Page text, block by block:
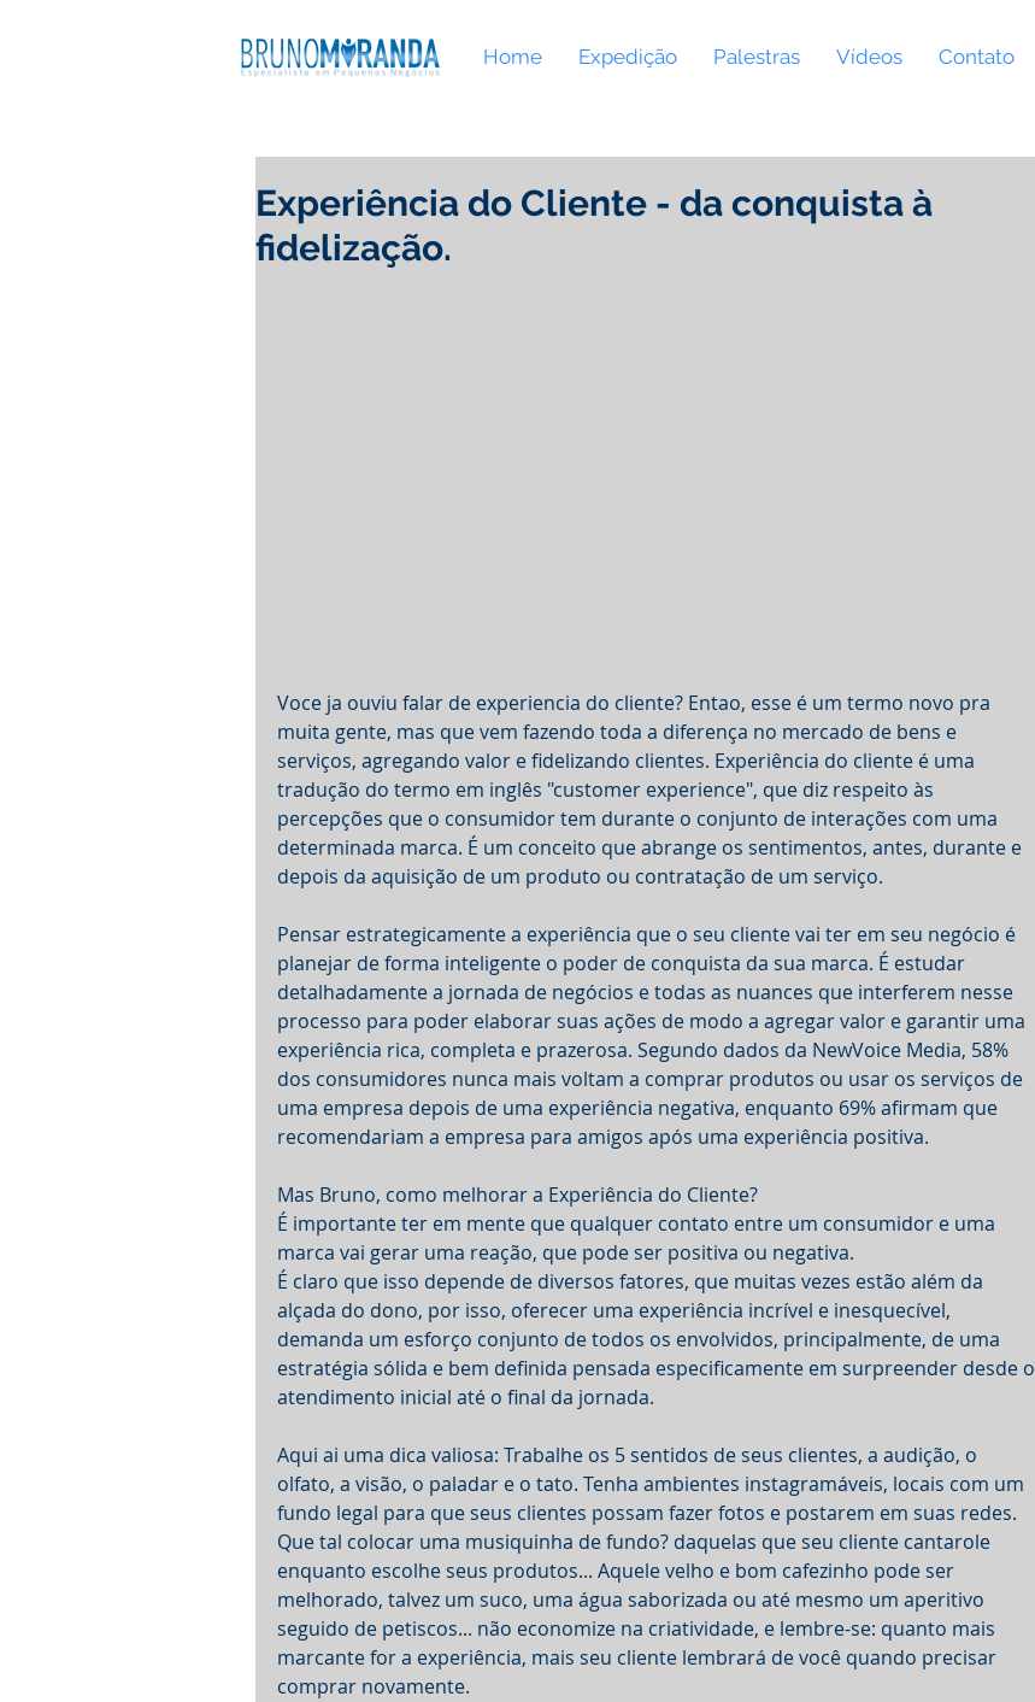
Home Expedição Palestras Vídeos Contato
Experiência do Cliente - da conquista à
fidelização.
Voce ja ouviu falar de experiencia do cliente? Entao, esse é um termo novo pra
muita gente, mas que vem fazendo toda a diferença no mercado de bens e
serviços, agregando valor e fidelizando clientes. Experiência do cliente é uma
tradução do termo em inglês "customer experience", que diz respeito às
percepções que o consumidor tem durante o conjunto de interações com uma
determinada marca. É um conceito que abrange os sentimentos, antes, durante e
depois da aquisição de um produto ou contratação de um serviço.
Pensar estrategicamente a experiência que o seu cliente vai ter em seu negócio é
planejar de forma inteligente o poder de conquista da sua marca. É estudar
detalhadamente a jornada de negócios e todas as nuances que interferem nesse
processo para poder elaborar suas ações de modo a agregar valor e garantir uma
experiência rica, completa e prazerosa. Segundo dados da NewVoice Media, 58%
dos consumidores nunca mais voltam a comprar produtos ou usar os serviços de
uma empresa depois de uma experiência negativa, enquanto 69% afirmam que
recomendariam a empresa para amigos após uma experiência positiva.
Mas Bruno, como melhorar a Experiência do Cliente?
É importante ter em mente que qualquer contato entre um consumidor e uma
marca vai gerar uma reação, que pode ser positiva ou negativa.
É claro que isso depende de diversos fatores, que muitas vezes estão além da
alçada do dono, por isso, oferecer uma experiência incrível e inesquecível,
demanda um esforço conjunto de todos os envolvidos, principalmente, de uma
estratégia sólida e bem definida pensada especificamente em surpreender desde o
atendimento inicial até o final da jornada.
Aqui ai uma dica valiosa: Trabalhe os 5 sentidos de seus clientes, a audição, o
olfato, a visão, o paladar e o tato. Tenha ambientes instagramáveis, locais com um
fundo legal para que seus clientes possam fazer fotos e postarem em suas redes.
Que tal colocar uma musiquinha de fundo? daquelas que seu cliente cantarole
enquanto escolhe seus produtos... Aquele velho e bom cafezinho pode ser
melhorado, talvez um suco, uma água saborizada ou até mesmo um aperitivo
seguido de petiscos... não economize na criatividade, e lembre-se: quanto mais
marcante for a experiência, mais seu cliente lembrará de você quando precisar
comprar novamente.